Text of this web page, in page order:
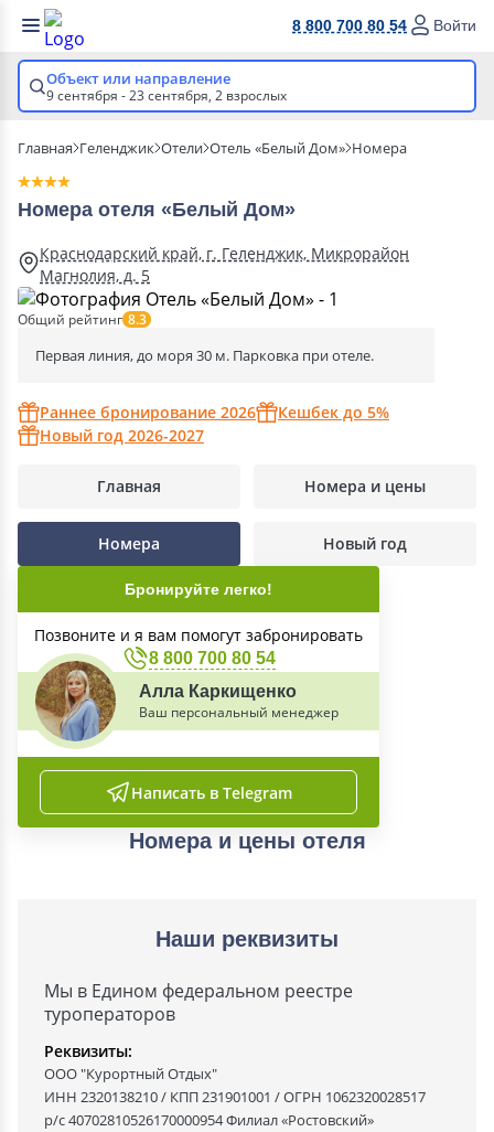
8 800 700 80 54 Войти
Объект или направление
9 сентября - 23 сентября, 2 взрослых
Главная Геленджик Отели Отель «Белый Дом» Номера
Номера отеля «Белый Дом»
Краснодарский край, г. Геленджик, Микрорайон
Магнолия, д. 5
Общий рейтинг 8.3
Первая линия, до моря 30 м. Парковка при отеле.
Раннее бронирование 2026
Кешбек до 5%
Новый год 2026-2027
Главная Номера и цены
Номера Новый год
Бронируйте легко!
Позвоните и я вам помогут забронировать
8 800 700 80 54
Алла Каркищенко
Ваш персональный менеджер
Написать в Telegram
Номера и цены отеля
Наши реквизиты
Мы в Едином федеральном реестре
туроператоров
Реквизиты:
ООО "Курортный Отдых"
ИНН 2320138210 / КПП 231901001 / ОГРН 1062320028517
р/с 40702810526170000954 Филиал «Ростовский»